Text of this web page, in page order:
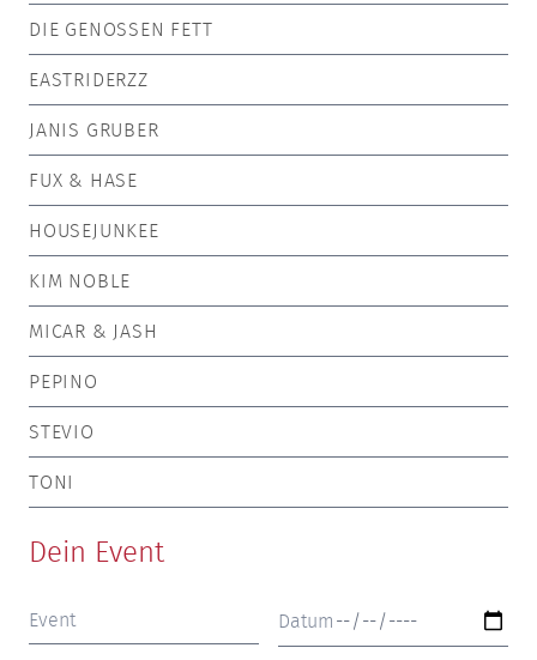
DIE GENOSSEN FETT
EASTRIDERZZ
JANIS GRUBER
FUX & HASE
HOUSEJUNKEE
KIM NOBLE
MICAR & JASH
PEPINO
STEVIO
TONI
Dein Event